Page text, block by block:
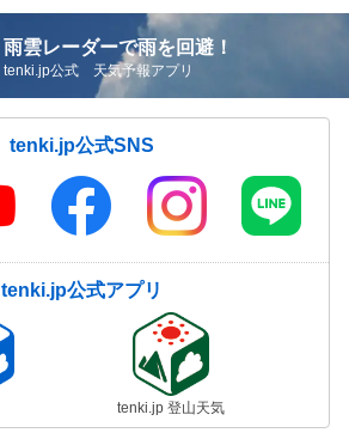
雨雲レーダーで雨を回避！
tenki.jp公式 天気予報アプリ
tenki.jp公式SNS
tenki.jp公式アプリ
tenki.jp 登山天気